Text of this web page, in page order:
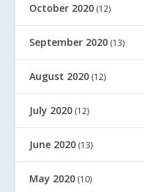
October 2020 (12)
September 2020 (13)
August 2020 (12)
July 2020 (12)
June 2020 (13)
May 2020 (10)